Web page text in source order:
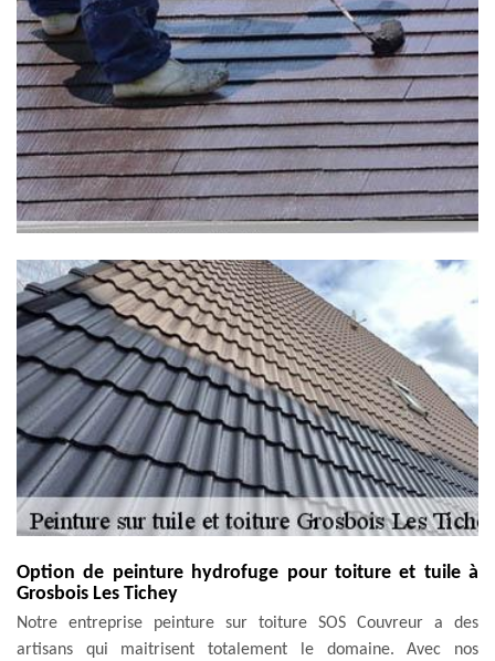
Option de peinture hydrofuge pour toiture et tuile à
Grosbois Les Tichey
Notre entreprise peinture sur toiture SOS Couvreur a des
artisans qui maitrisent totalement le domaine. Avec nos